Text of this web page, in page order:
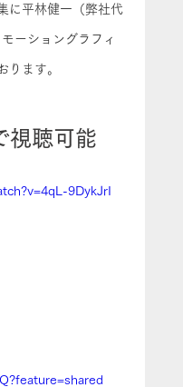
に平林健一（弊社代
ーショングラフィ
ります。
視聴可能
9DykJrI